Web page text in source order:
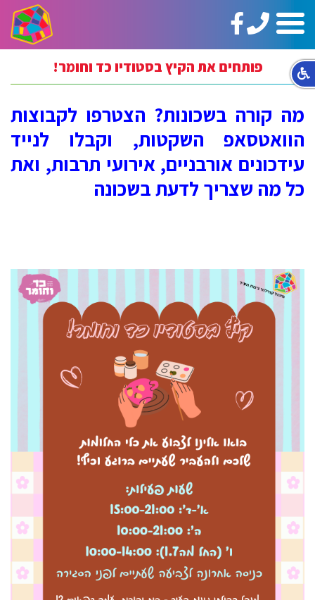
תפריט
טלפון:
02-
https://www.facebook.com/ginotHair
פותחים את הקיץ בסטודיו כד וחומר!
מה קורה בשכונות? הצטרפו לקבוצות
הוואטסאפ השקטות, וקבלו לנייד
עידכונים אורבניים, אירועי תרבות, ואת
כל מה שצריך לדעת בשכונה